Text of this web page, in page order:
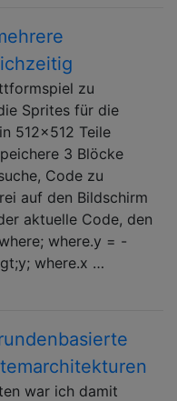
zu
Sprites für die
512x512 Teile
3 Blöcke
Code zu
auf den Bildschirm
aktuelle Code, den
where.y = -
where.x …
war ich damit